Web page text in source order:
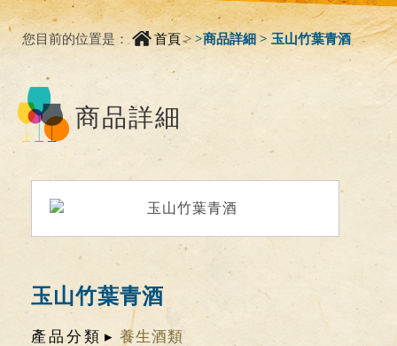
您目前的位置是： 首頁>>商品詳細 > 玉山竹葉青酒
商品詳細
玉山竹葉青酒
產品分類
養生酒類